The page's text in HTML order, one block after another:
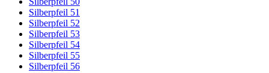
Silberpfeil 51
Silberpfeil 52
Silberpfeil 53
Silberpfeil 54
Silberpfeil 55
Silberpfeil 56